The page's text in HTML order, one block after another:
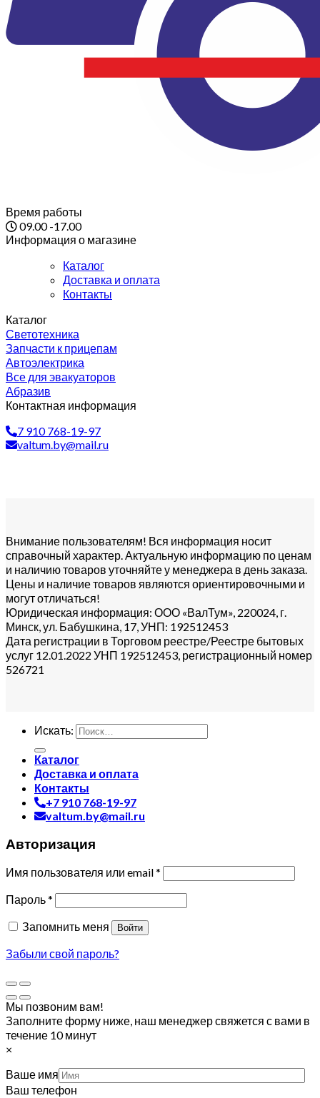
Время работы
09.00 -17.00
Информация о магазине
Каталог
Доставка и оплата
Контакты
Каталог
Светотехника
Запчасти к прицепам
Автоэлектрика
Все для эвакуаторов
Абразив
Контактная информация
7 910 768-19-97
valtum.by@mail.ru
Внимание пользователям! Вся информация носит
справочный характер. Актуальную информацию по ценам
и наличию товаров уточняйте у менеджера в день заказа.
Цены и наличие товаров являются ориентировочными и
могут отличаться!
Юридическая информация: ООО «ВалТум», 220024, г.
Минск, ул. Бабушкина, 17, УНП: 192512453
Дата регистрации в Торговом реестре/Реестре бытовых
услуг 12.01.2022 УНП 192512453, регистрационный номер
526721
Искать:
Каталог
Доставка и оплата
Контакты
+7 910 768-19-97
valtum.by@mail.ru
Авторизация
Имя пользователя или email*
Пароль*
Запомнить меня
Войти
Забыли свой пароль?
Мы позвоним вам!
Заполните форму ниже, наш менеджер свяжется с вами в
течение 10 минут
×
Ваше имя
Ваш телефон